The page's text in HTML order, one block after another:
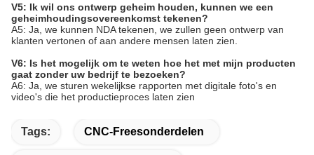
V5: Ik wil ons ontwerp geheim houden, kunnen we een
geheimhoudingsovereenkomst tekenen?
A5: Ja, we kunnen NDA tekenen, we zullen geen ontwerp van
klanten vertonen of aan andere mensen laten zien.
V6: Is het mogelijk om te weten hoe het met mijn producten
gaat zonder uw bedrijf te bezoeken?
A6: Ja, we sturen wekelijkse rapporten met digitale foto's en
video's die het productieproces laten zien
Tags: CNC-Freesonderdelen